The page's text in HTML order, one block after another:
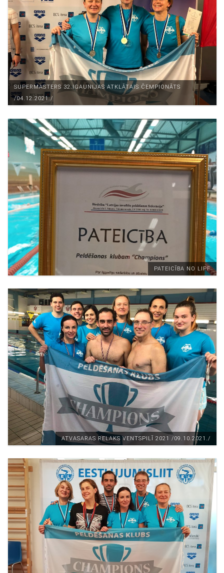
SUPERMASTERS 32.IGAUNIJAS ATKLĀTAIS ČEMPIONĀTS
/04.12.2021./
PATEICĪBA NO LIPF
ATVASARAS RELAKS VENTSPILĪ 2021 /09.10.2021./